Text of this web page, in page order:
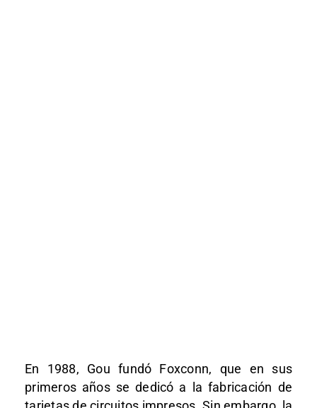
En 1988, Gou fundó Foxconn, que en sus
primeros años se dedicó a la fabricación de